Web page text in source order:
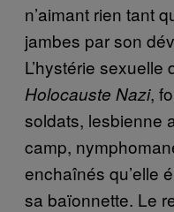
n’aimant rien tant
jambes par son
L’hystérie
Holocauste Nazi,
soldats, lesbienne
camp,
enchaînés qu’elle
sa baïonnette. Le